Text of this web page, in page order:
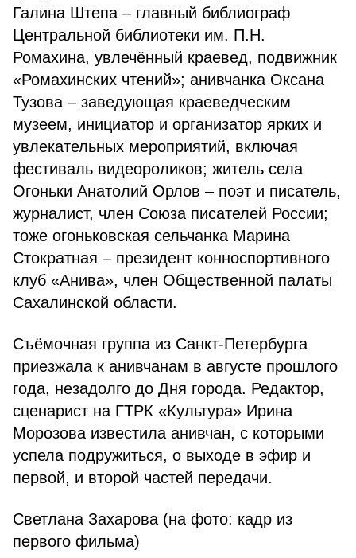
Галина Штепа – главный библиограф
Центральной библиотеки им. П.Н.
Ромахина, увлечённый краевед, подвижник
«Ромахинских чтений»; анивчанка Оксана
Тузова – заведующая краеведческим
музеем, инициатор и организатор ярких и
увлекательных мероприятий, включая
фестиваль видеороликов; житель села
Огоньки Анатолий Орлов – поэт и писатель,
журналист, член Союза писателей России;
тоже огоньковская сельчанка Марина
Стократная – президент конноспортивного
клуб «Анива», член Общественной палаты
Сахалинской области.
Съёмочная группа из Санкт-Петербурга
приезжала к анивчанам в августе прошлого
года, незадолго до Дня города. Редактор,
сценарист на ГТРК «Культура» Ирина
Морозова известила анивчан, с которыми
успела подружиться, о выходе в эфир и
первой, и второй частей передачи.
Светлана Захарова (на фото: кадр из
первого фильма)